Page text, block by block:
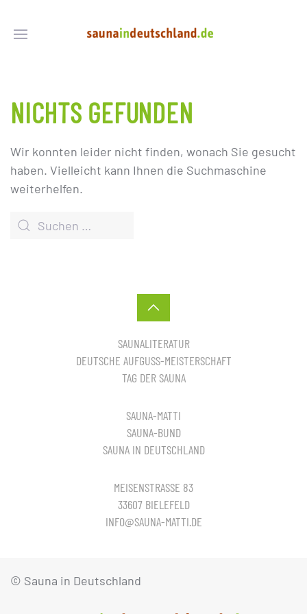
NICHTS GEFUNDEN
Wir konnten leider nicht finden, wonach Sie gesucht
haben. Vielleicht kann Ihnen die Suchmaschine
weiterhelfen.
SAUNALITERATUR
DEUTSCHE AUFGUSS-MEISTERSCHAFT
TAG DER SAUNA
SAUNA-MATTI
SAUNA-BUND
SAUNA IN DEUTSCHLAND
MEISENSTRASSE 83
33607 BIELEFELD
INFO@SAUNA-MATTI.DE
© Sauna in Deutschland